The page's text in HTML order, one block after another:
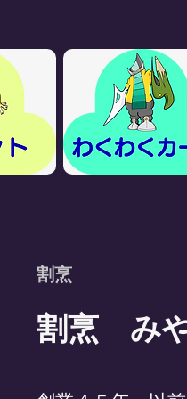
割烹
割烹 み